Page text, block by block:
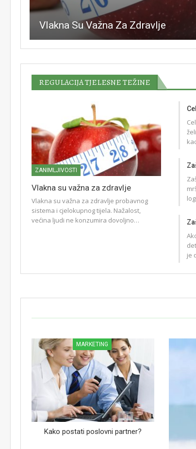
Vlakna Su Važna Za Zdravlje
REGULACIJA TJELESNE TEŽINE
ZANIMLJIVOSTI
Vlakna su važna za zdravlje
Vlakna su važna za zdravlje probavnog
sistema i cjelokupnog tijela. Nažalost,
većina ljudi ne konzumira dovoljno…
je
MARKETING
Kako postati poslovni partner?